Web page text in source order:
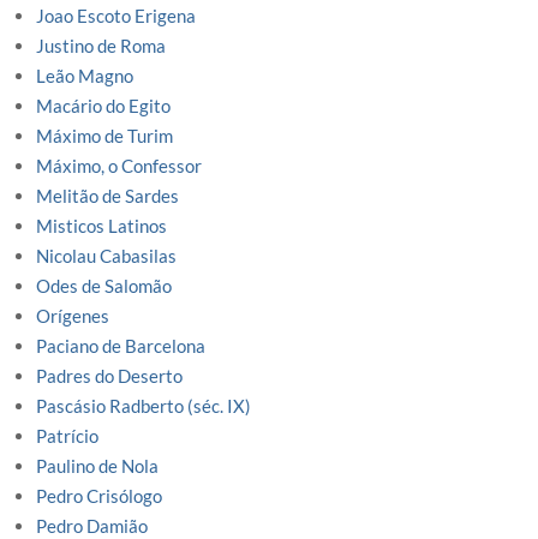
Joao Escoto Erigena
Justino de Roma
Leão Magno
Macário do Egito
Máximo de Turim
Máximo, o Confessor
Melitão de Sardes
Misticos Latinos
Nicolau Cabasilas
Odes de Salomão
Orígenes
Paciano de Barcelona
Padres do Deserto
Pascásio Radberto (séc. IX)
Patrício
Paulino de Nola
Pedro Crisólogo
Pedro Damião